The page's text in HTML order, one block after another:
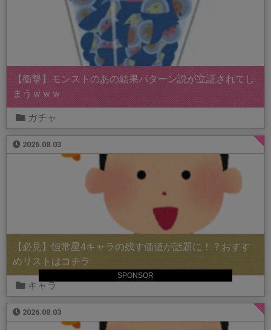
SPONSOR
【衝撃】モンストのあの結果パターン説が立証されてし
まうｗｗｗ
ガチャ
2026.08.03
【必見】恒常星4キャラの残す価値が話題に！？おすす
めリストはコチラ
キャラ
2026.08.03